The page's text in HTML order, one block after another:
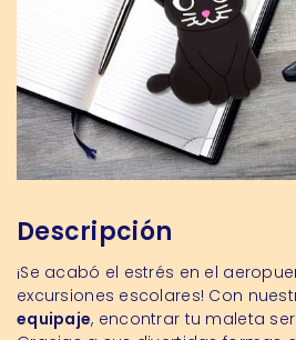
Descripción
¡Se acabó el estrés en el
excursiones escolares! Con
equipaje, encontrar tu maleta